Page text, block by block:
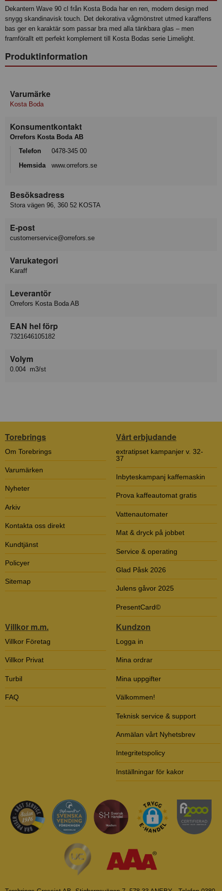
Dekantern Wave 90 cl från Kosta Boda har en ren, modern design med
snygg skandinavisk touch. Det dekorativa vågmönstret utmed karaffens
bas ger en karaktär som passar bra med alla tänkbara glas – men
framförallt ett perfekt komplement till Kosta Bodas serie Limelight.
Produktinformation
Varumärke
Kosta Boda
Konsumentkontakt
Orrefors Kosta Boda AB
Telefon
0478-345 00
Hemsida
www.orrefors.se
Besöksadress
Stora vägen 96, 360 52 KOSTA
E-post
customerservice@orrefors.se
Varukategori
Karaff
Leverantör
Orrefors Kosta Boda AB
EAN hel förp
7321646105182
Volym
0.004 m3/st
Torebrings
Om Torebrings
Varumärken
Nyheter
Arkiv
Kontakta oss direkt
Kundtjänst
Policyer
Sitemap
Vårt erbjudande
extratipset kampanjer v. 32-
37
Inbyteskampanj kaffemaskin
Prova kaffeautomat gratis
Vattenautomater
Mat & dryck på jobbet
Service & operating
Glad Påsk 2026
Julens gåvor 2025
PresentCard©
Villkor m.m.
Villkor Företag
Villkor Privat
Turbil
FAQ
Kundzon
Logga in
Mina ordrar
Mina uppgifter
Välkommen!
Teknisk service & support
Anmälan vårt Nyhetsbrev
Integritetspolicy
Inställningar för kakor